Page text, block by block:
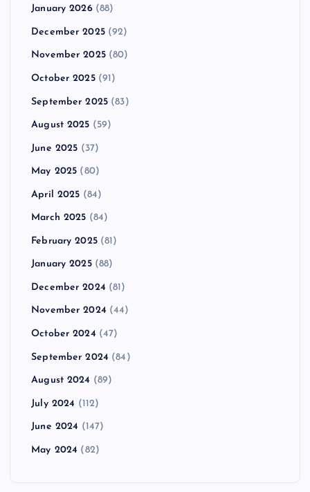
January 2026(88)
December 2025(92)
November 2025(80)
October 2025(91)
September 2025 (83)
August 2025 (59)
June 2025 (37)
May 2025 (80)
April 2025 (84)
March 2025 (84)
February 2025(81)
January 2025(88)
December 2024 (81)
November 2024 (44)
October 2024 (47)
September 2024 (84)
August 2024 (89)
July 2024 (112)
June 2024 (147)
May 2024 (82)